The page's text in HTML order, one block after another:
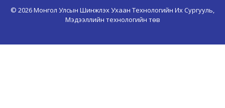
© 2026 Монгол Улсын Шинжлэх Ухаан Технологийн Их Сургууль,
Мэдээллийн технологийн төв